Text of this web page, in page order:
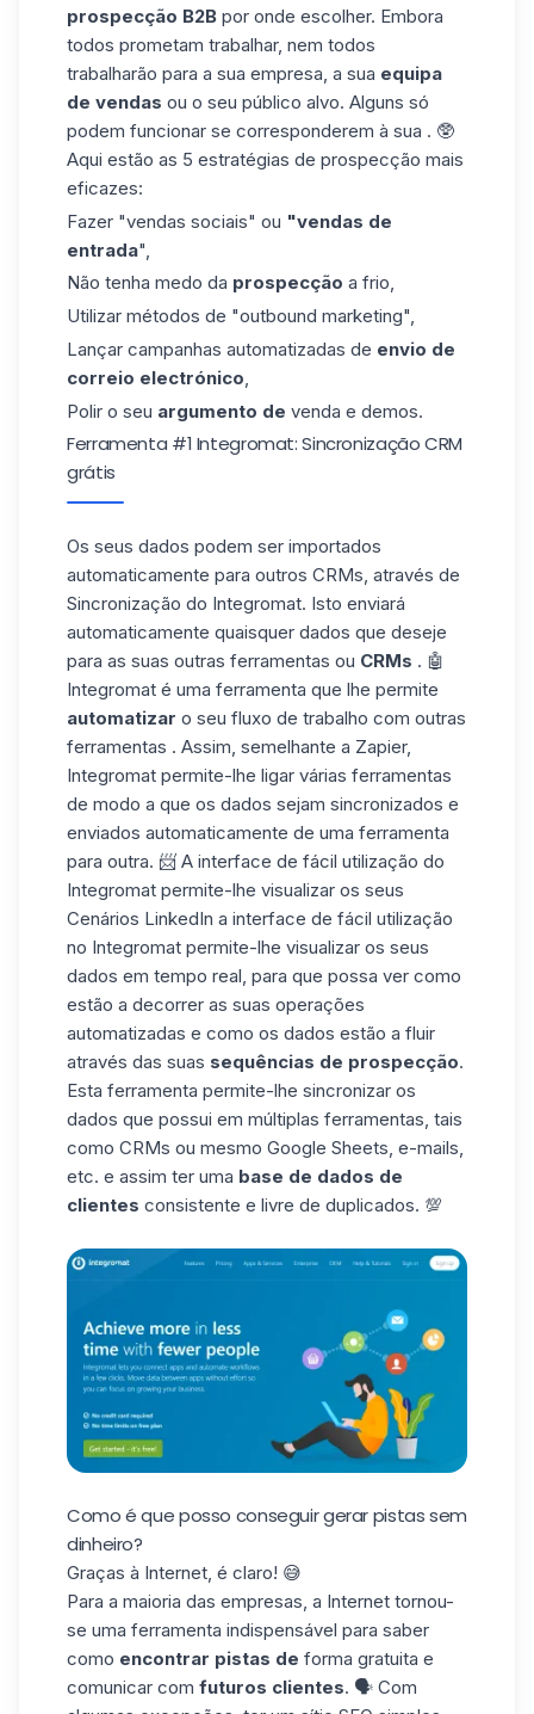
prospecção B2B por onde escolher. Embora
todos prometam trabalhar, nem todos
trabalharão para a sua empresa, a sua equipa
de vendas ou o seu público alvo. Alguns só
podem funcionar se corresponderem à sua . 🥸
Aqui estão as 5 estratégias de prospecção mais
eficazes:
Fazer "vendas sociais" ou "vendas de
entrada",
Não tenha medo da prospecção a frio,
Utilizar métodos de "outbound marketing",
Lançar campanhas automatizadas de envio de
correio electrónico
Polir o seu argumento de venda e demos.
Ferramenta #1 Integromat: Sincronização CRM
grátis
Os seus dados podem ser importados
automaticamente para outros CRMs, através de
Sincronização do Integromat. Isto enviará
automaticamente quaisquer dados que deseje
para as suas outras ferramentas ou CRMs . 🤖
Integromat é uma ferramenta que lhe permite
automatizar o seu fluxo de trabalho com outras
ferramentas . Assim, semelhante a Zapier,
Integromat permite-lhe ligar várias ferramentas
de modo a que os dados sejam sincronizados e
enviados automaticamente de uma ferramenta
para outra. 📨 A interface de fácil utilização do
Integromat permite-lhe visualizar os seus
Cenários LinkedIn a interface de fácil utilização
no Integromat permite-lhe visualizar os seus
dados em tempo real, para que possa ver como
estão a decorrer as suas operações
automatizadas e como os dados estão a fluir
através das suas sequências de prospecção.
Esta ferramenta permite-lhe sincronizar os
dados que possui em múltiplas ferramentas, tais
como CRMs ou mesmo Google Sheets, e-mails,
etc. e assim ter uma base de dados de
clientes consistente e livre de duplicados. 💯
Como é que posso conseguir gerar pistas sem
dinheiro?
Graças à Internet, é claro! 😅
Para a maioria das empresas, a Internet tornou-
se uma ferramenta indispensável para saber
como encontrar pistas de forma gratuita e
comunicar com futuros clientes. 🗣️ Com